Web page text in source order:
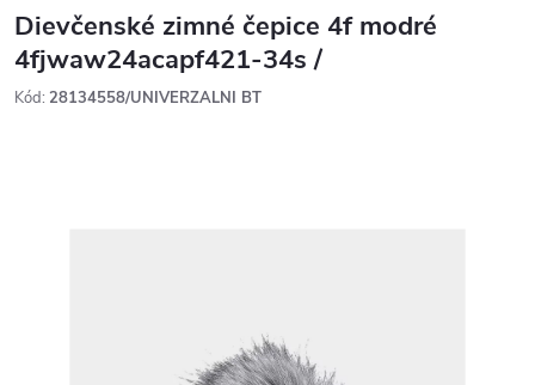
Dievčenské zimné čepice 4f modré
4fjwaw24acapf421-34s /
Kód: 28134558/UNIVERZALNI BT